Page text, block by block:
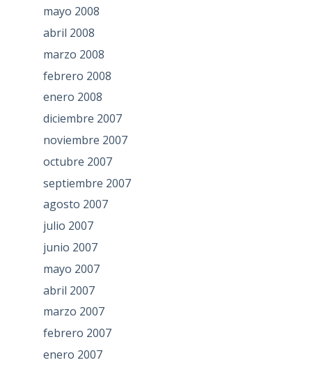
mayo 2008
abril 2008
marzo 2008
febrero 2008
enero 2008
diciembre 2007
noviembre 2007
octubre 2007
septiembre 2007
agosto 2007
julio 2007
junio 2007
mayo 2007
abril 2007
marzo 2007
febrero 2007
enero 2007